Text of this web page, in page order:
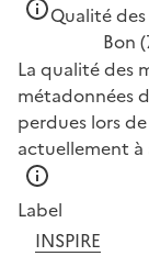
Qualité
Bon
La qualité des
métadonnées
perdues lors
actuellement
Label
INSPIRE